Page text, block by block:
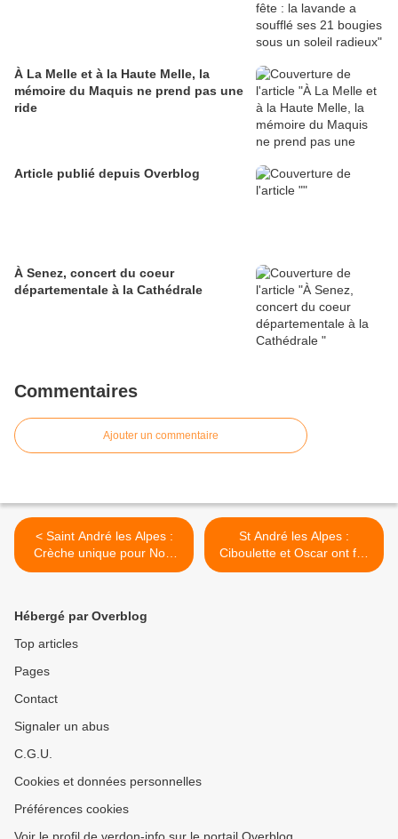
À La Melle et à la Haute Melle, la
mémoire du Maquis ne prend pas une
ride
Article publié depuis Overblog
À Senez, concert du coeur
départementale à la Cathédrale
Commentaires
Ajouter un commentaire
< Saint André les Alpes :
Crèche unique pour Noël
magique
St André les Alpes :
Ciboulette et Oscar ont fait
rêver les enfants >
Hébergé par Overblog
Top articles
Pages
Contact
Signaler un abus
C.G.U.
Cookies et données personnelles
Préférences cookies